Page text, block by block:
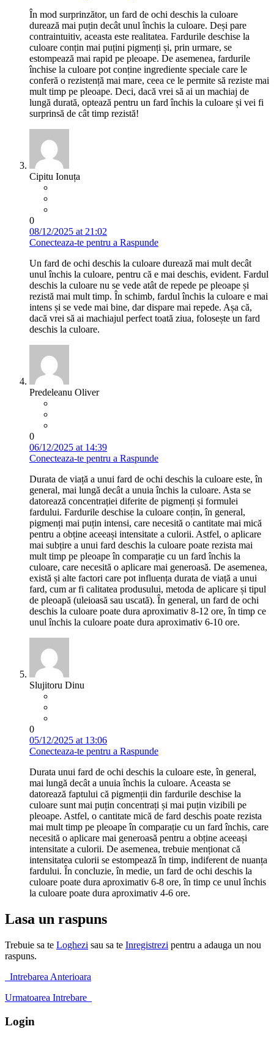
În mod surprinzător, un fard de ochi deschis la culoare
durează mai puțin decât unul închis la culoare. Deși pare
contraintuitiv, aceasta este realitatea. Fardurile deschise la
culoare conțin mai puțini pigmenți și, prin urmare, se
estompează mai rapid pe pleoape. De asemenea, fardurile
închise la culoare pot conține ingrediente speciale care le
conferă o rezistență mai mare, ceea ce le permite să reziste mai
mult timp pe pleoape. Deci, dacă vrei să ai un machiaj de
lungă durată, optează pentru un fard închis la culoare și vei fi
surprinsă de cât timp rezistă!
Cipitu Ionuța
0
08/12/2025 at 21:02
Conecteaza-te pentru a Raspunde
Un fard de ochi deschis la culoare durează mai mult decât
unul închis la culoare, pentru că e mai deschis, evident. Fardul
deschis la culoare nu se vede atât de repede pe pleoape și
rezistă mai mult timp. În schimb, fardul închis la culoare e mai
intens și se vede mai bine, dar dispare mai repede. Așa că,
dacă vrei să ai machiajul perfect toată ziua, folosește un fard
deschis la culoare.
Predeleanu Oliver
0
06/12/2025 at 14:39
Conecteaza-te pentru a Raspunde
Durata de viață a unui fard de ochi deschis la culoare este, în
general, mai lungă decât a unuia închis la culoare. Asta se
datorează concentrației diferite de pigmenți și formulei
fardului. Fardurile deschise la culoare conțin, în general,
pigmenți mai puțin intensi, care necesită o cantitate mai mică
pentru a obține aceeași intensitate a culorii. Astfel, o aplicare
mai subțire a unui fard deschis la culoare poate rezista mai
mult timp pe pleoape în comparație cu un fard închis la
culoare, care necesită o aplicare mai generoasă. De asemenea,
există și alte factori care pot influența durata de viață a unui
fard, cum ar fi calitatea produsului, metoda de aplicare și tipul
de pleoapă (uleioasă sau uscată). În general, un fard de ochi
deschis la culoare poate dura aproximativ 8-12 ore, în timp ce
unul închis la culoare poate dura aproximativ 6-10 ore.
Slujitoru Dinu
0
05/12/2025 at 13:06
Conecteaza-te pentru a Raspunde
Durata unui fard de ochi deschis la culoare este, în general,
mai lungă decât a unuia închis la culoare. Aceasta se
datorează faptului că pigmenții din fardurile deschise la
culoare sunt mai puțin concentrați și mai puțin vizibili pe
pleoape. Astfel, o cantitate mică de fard deschis poate rezista
mai mult timp pe pleoape în comparație cu un fard închis, care
necesită o aplicare mai generoasă pentru a obține aceeași
intensitate a culorii. De asemenea, trebuie menționat că
intensitatea culorii se estompează în timp, indiferent de nuanța
fardului. În concluzie, în medie, un fard de ochi deschis la
culoare poate dura aproximativ 6-8 ore, în timp ce unul închis
la culoare poate dura aproximativ 4-6 ore.
Lasa un raspuns
Trebuie sa te Loghezi sau sa te Inregistrezi pentru a adauga un nou
raspuns.
Intrebarea Anterioara
Urmatoarea Intrebare
Login